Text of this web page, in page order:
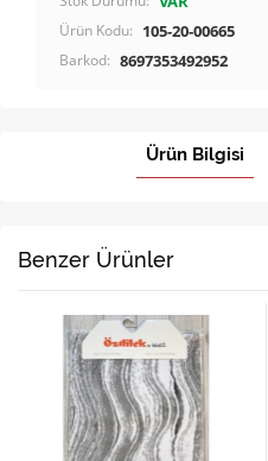
Ürün Kodu: 105-20-00665
Barkod: 8697353492952
Ürün Bilgisi
Benzer Ürünler